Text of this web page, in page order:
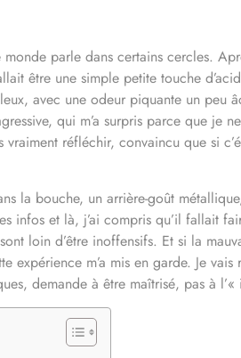
parle dans certains cercles.
être une simple petite touche
avec une odeur piquante un peu
qui m’a surpris parce que je ne
vraiment réfléchir, convaincu que si
la bouche, un arrière-goût
infos et là, j’ai compris qu’il fallait
loin d’être inoffensifs. Et si la
expérience m’a mis en garde. Je
demande à être maîtrisé, pas à